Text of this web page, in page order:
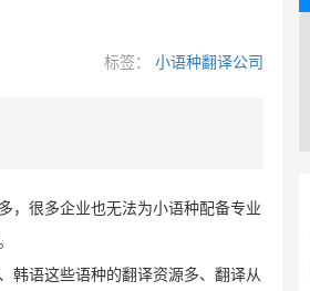
标签： 小语种翻译公司
，很多企业也无法为小语种配备专业
韩语这些语种的翻译资源多、翻译从